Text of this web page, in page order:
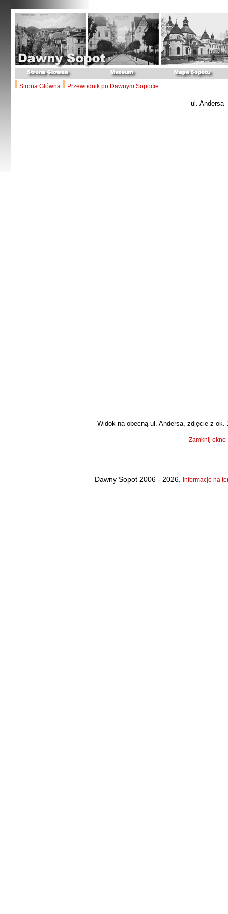
Strona Główna Przewodnik po Dawnym Sopocie
ul. Andersa
Widok na obecną ul. Andersa, zdjęcie z ok.
Zamknij okno
Dawny Sopot 2006 - 2026, Informacje na